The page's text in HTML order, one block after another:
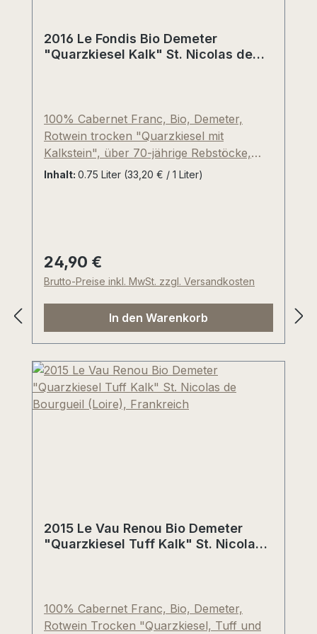
typischen Südtiroler Spezialität, die in den
urigen Gaststuben der wunderschönen
2016 Le Fondis Bio Demeter
"Quarzkiesel Kalk" St. Nicolas de
100% Cabernet Franc, Bio, Demeter,
Rotwein trocken "Quarzkiesel mit
Kalkstein", über 70-jährige Rebstöcke,
komplett per Hand selektive gelesen,
Für Cabernet Franc typische, vegetabile
und krautige Noten. Feinkörniges, perfekt
austariertes Tannin (Gerbstoff), sehr
mineralischer, würzig-erdiger Nachhall mit
dunkelbeeriger Trinkfrische und
Inhalt: 0.75 Liter (33,20 € / 1 Liter)
Regulärer Preis:
24,90 €
Brutto-Preise inkl. MwSt. zzgl. Versandkosten
In den Warenkorb
2015 Le Vau Renou Bio Demeter
"Quarzkiesel Tuff Kalk" St. Nicolas
100% Cabernet Franc, Bio, Demeter,
Rotwein Trocken "Quarzkiesel, Tuff und